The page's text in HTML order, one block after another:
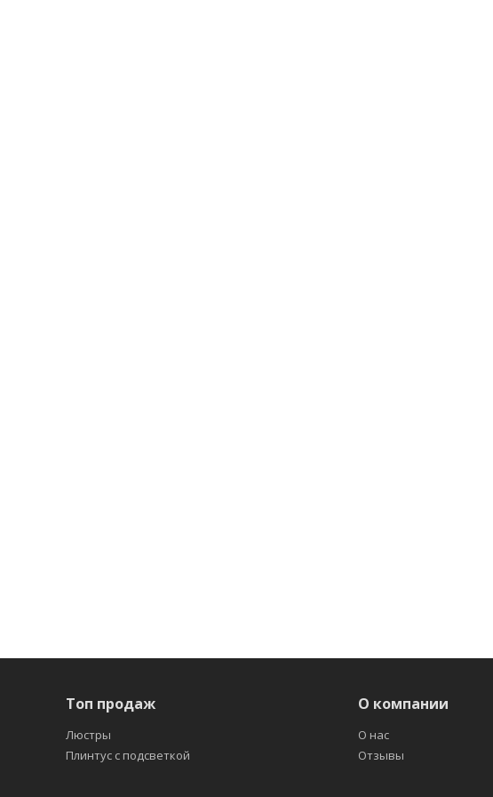
Топ продаж
Люстры
Плинтус с подсветкой
О компании
О нас
Отзывы